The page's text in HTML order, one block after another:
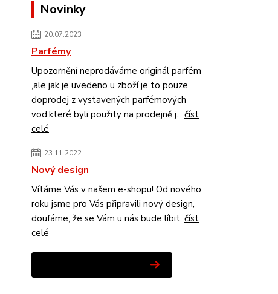
Novinky
20.07.2023
Parfémy
Upozornění neprodáváme originál parfém
,ale jak je uvedeno u zboží je to pouze
doprodej z vystavených parfémových
vod,které byli použity na prodejně j... číst
celé
23.11.2022
Nový design
Vítáme Vás v našem e-shopu! Od nového
roku jsme pro Vás připravili nový design,
doufáme, že se Vám u nás bude líbit. číst
celé